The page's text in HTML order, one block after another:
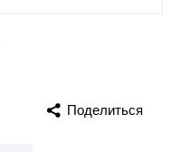
Поделиться